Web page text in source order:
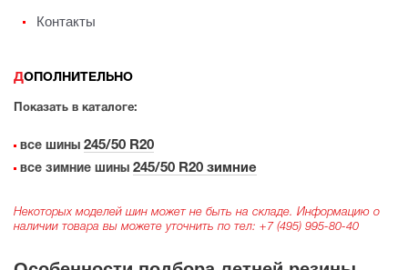
Контакты
ДОПОЛНИТЕЛЬНО
Показать в каталоге:
все шины 245/50 R20
все зимние шины 245/50 R20 зимние
Некоторых моделей шин может не быть на складе. Информацию о
наличии товара вы можете уточнить по тел: +7 (495) 995-80-40